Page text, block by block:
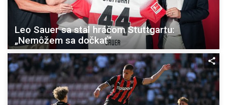
Leo Sauer sa stal hráčom Stuttgartu:
„Nemôžem sa dočkať“